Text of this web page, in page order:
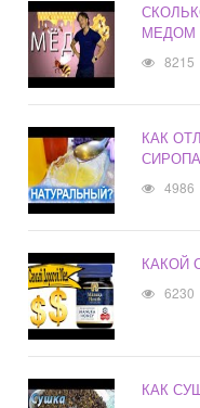
МЕДОМ
8215
КАК
СИРОПА
4986
КАКОЙ
6230
КАК